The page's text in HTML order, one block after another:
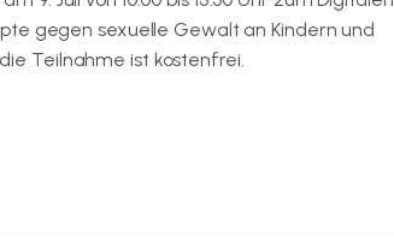
gegen sexuelle Gewalt an Kindern und
Teilnahme ist kostenfrei.